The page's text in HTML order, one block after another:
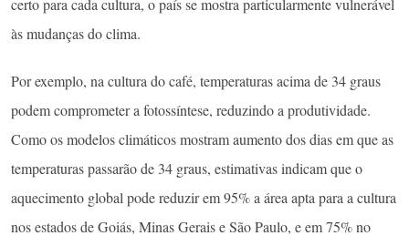
certo para cada cultura, o país se mostra particularmente vulnerável
às mudanças do clima.
Por exemplo, na cultura do café, temperaturas acima de 34 graus
podem comprometer a fotossíntese, reduzindo a produtividade.
Como os modelos climáticos mostram aumento dos dias em que as
temperaturas passarão de 34 graus, estimativas indicam que o
aquecimento global pode reduzir em 95% a área apta para a cultura
nos estados de Goiás, Minas Gerais e São Paulo, e em 75% no